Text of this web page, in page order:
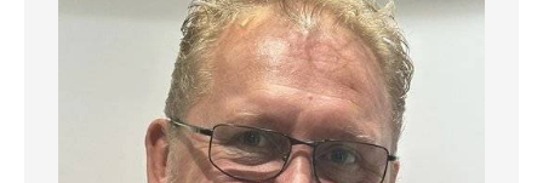
ajoutent une touche de luxe à cette
propriété. Profitez d'une connexion internet
haut débit grâce à la fibre optique installée.
La sécurité n’est pas en reste avec des
barreaux aux fenêtres et un portail
électrique qui assure une tranquillité d'esprit